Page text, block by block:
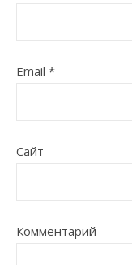
Email *
Сайт
Комментарий